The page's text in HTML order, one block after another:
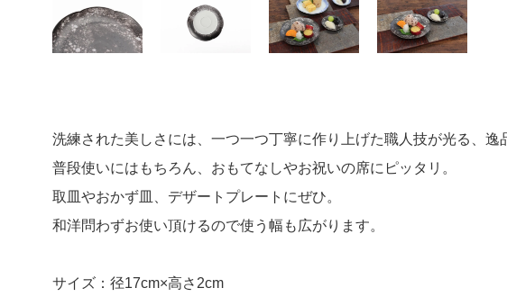
洗練された美しさには、一つ一つ丁寧に作り上げた職人技が光る、逸
普段使いにはもちろん、おもてなしやお祝いの席にピッタリ。
取皿やおかず皿、デザートプレートにぜひ。
和洋問わずお使い頂けるので使う幅も広がります。
サイズ：径17cm×高さ2cm